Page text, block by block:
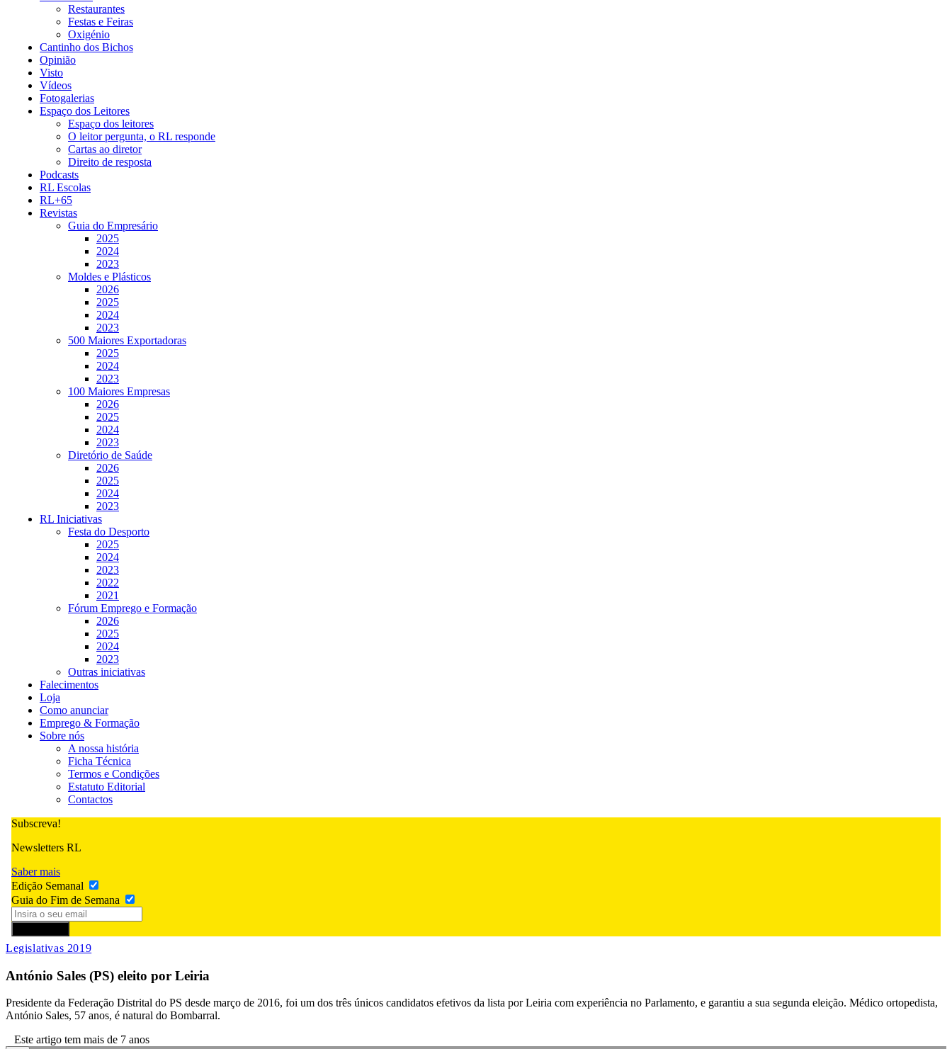
Restaurantes
Festas e Feiras
Oxigénio
Cantinho dos Bichos
Opinião
Visto
Vídeos
Fotogalerias
Espaço dos Leitores
Espaço dos leitores
O leitor pergunta, o RL responde
Cartas ao diretor
Direito de resposta
Podcasts
RL Escolas
RL+65
Revistas
Guia do Empresário
2025
2024
2023
Moldes e Plásticos
2026
2025
2024
2023
500 Maiores Exportadoras
2025
2024
2023
100 Maiores Empresas
2026
2025
2024
2023
Diretório de Saúde
2026
2025
2024
2023
RL Iniciativas
Festa do Desporto
2025
2024
2023
2022
2021
Fórum Emprego e Formação
2026
2025
2024
2023
Outras iniciativas
Falecimentos
Loja
Como anunciar
Emprego & Formação
Sobre nós
A nossa história
Ficha Técnica
Termos e Condições
Estatuto Editorial
Contactos
Subscreva!
Newsletters RL
Saber mais
Edição Semanal
Guia do Fim de Semana
Legislativas 2019
António Sales (PS) eleito por Leiria
Presidente da Federação Distrital do PS desde março de 2016, foi um dos três únicos candidatos efetivos da lista por Leiria com experiência no Parlamento, e garantiu a sua segunda eleição. Médico ortopedista,
António Sales, 57 anos, é natural do Bombarral.
Este artigo tem mais de 7 anos